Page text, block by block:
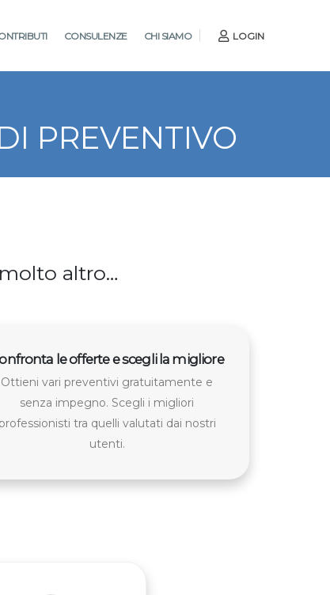
CONSULENZE CHI SIAMO LOGIN
PREVENTIVO
altro…
le offerte e scegli la migliore
Ottieni vari preventivi gratuitamente e
senza impegno. Scegli i migliori
professionisti tra quelli valutati dai nostri
utenti.